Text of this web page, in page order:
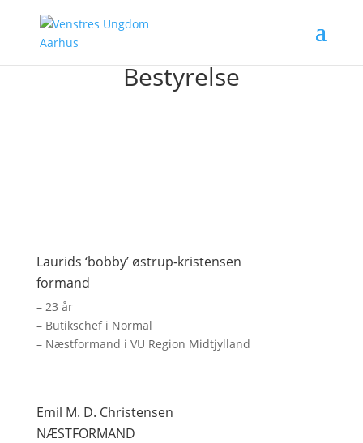
Bestyrelse
Laurids ‘bobby’ østrup-kristensen
formand
– 23 år
– Butikschef i Normal
– Næstformand i VU Region Midtjylland
Emil M. D. Christensen
NÆSTFORMAND